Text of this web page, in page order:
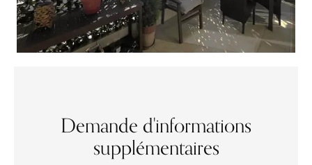
Demande d'informations
supplémentaires